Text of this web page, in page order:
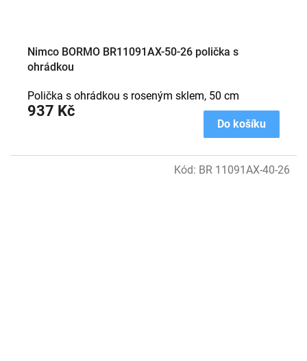
Nimco BORMO BR11091AX-50-26 polička s
ohrádkou
937 Kč
Do košíku
Polička s ohrádkou s roseným sklem, 50 cm
Kód: BR 11091AX-40-26